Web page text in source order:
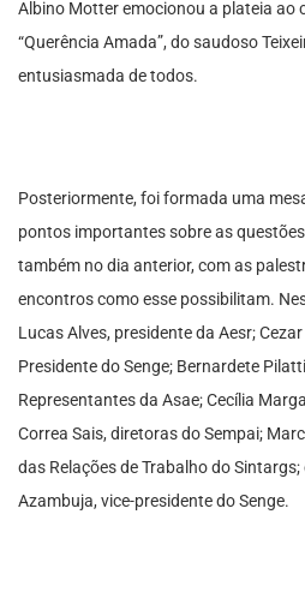
Albino Motter emocionou a plateia ao
“Querência Amada”, do saudoso
entusiasmada de todos.
Posteriormente, foi formada uma
pontos importantes sobre as
também no dia anterior, com as
encontros como esse possibilitam.
Lucas Alves, presidente da Aesr;
Presidente do Senge; Bernardete
Representantes da Asae; Cecília
Correa Sais, diretoras do Sempai;
das Relações de Trabalho do
Azambuja, vice-presidente do Senge.